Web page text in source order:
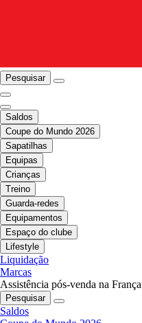
Pesquisar
Saldos
Coupe do Mundo 2026
Sapatilhas
Equipas
Crianças
Treino
Guarda-redes
Equipamentos
Espaço do clube
Lifestyle
Liquidação
Marcas
Assistência pós-venda na França
Pesquisar
Saldos